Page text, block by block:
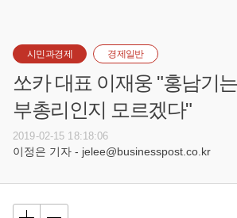
시민과경제 경제일반
쏘카 대표 이재웅 "홍남기
부총리인지 모르겠다"
2019-02-15 18:18:06
이정은 기자 - jelee@businesspost.co.kr